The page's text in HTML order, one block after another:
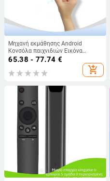
Μηχανή εκμάθησης Android
Κονσόλα παιχνιδιών Εικόνα
Τραγούδι Αναπαραγωγή βίντεο
Ασύρματο δίκτυο Τοπικό USB
Βίντεο Ίδια συσκευή οθόνης
65.38 - 77.74 €
add_shopping_cart